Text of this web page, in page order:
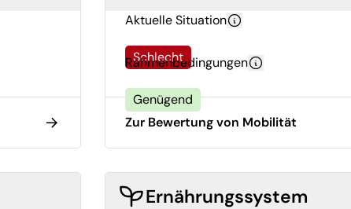
Aktuelle Situation
Schlecht
Rahmenbedingungen
Genügend
Zur Bewertung von Mobilität
Ernährungssystem